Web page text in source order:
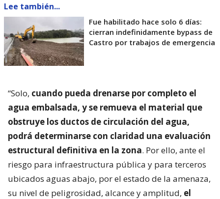
Lee también...
Fue habilitado hace solo 6 días:
cierran indefinidamente bypass de
Castro por trabajos de emergencia
“Solo, cuando pueda drenarse por completo el
agua embalsada, y se remueva el material que
obstruye los ductos de circulación del agua,
podrá determinarse con claridad una evaluación
estructural definitiva en la zona. Por ello, ante el
riesgo para infraestructura pública y para terceros
ubicados aguas abajo, por el estado de la amenaza,
su nivel de peligrosidad, alcance y amplitud, el